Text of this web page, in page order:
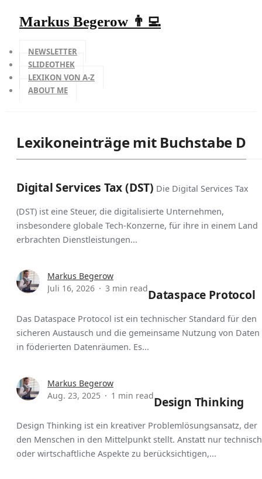
Markus Begerow 👨‍💻
NEWSLETTER
SLIDEOTHEK
LEXIKON VON A-Z
ABOUT ME
Lexikoneinträge mit Buchstabe D
Digital Services Tax (DST) Die Digital Services Tax
(DST) ist eine Steuer, die digitalisierte Unternehmen,
insbesondere globale Tech-Konzerne, für ihre in einem Land
erbrachten Dienstleistungen...
Markus Begerow
Juli 16, 2026
3 min readDataspace Protocol
Das Dataspace Protocol ist ein technischer Standard für den
sicheren Austausch und die gemeinsame Nutzung von Daten
in föderierten Datenräumen. Es...
Markus Begerow
Aug. 23, 2025
1 min readDesign Thinking
Design Thinking ist ein kreativer Problemlösungsansatz, der
den Menschen in den Mittelpunkt stellt. Anstatt nur
oder wirtschaftliche Aspekte zu berücksichtigen,...